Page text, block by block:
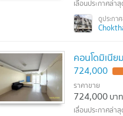
คอนโดมิเนี
724,000
ราคาขาย
724,000บาท